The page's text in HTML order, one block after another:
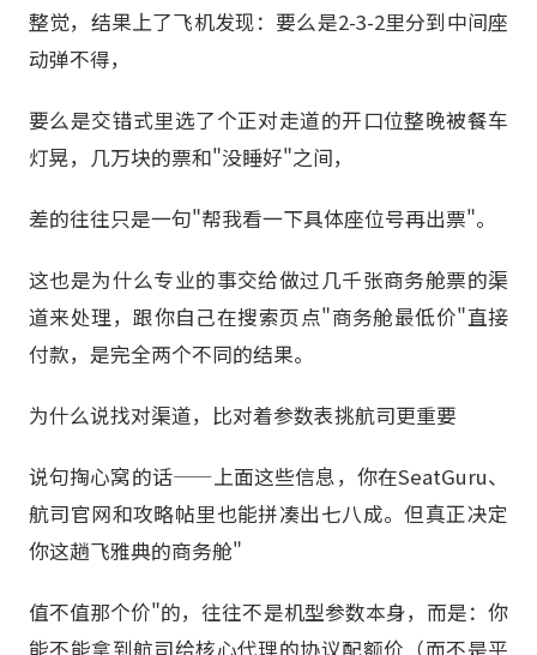
整觉，结果上了飞机发现：要么是2-3-2里分到中间座
动弹不得，
要么是交错式里选了个正对走道的开口位整晚被餐车
灯晃，几万块的票和"没睡好"之间，
差的往往只是一句"帮我看一下具体座位号再出票"。
这也是为什么专业的事交给做过几千张商务舱票的渠
道来处理，跟你自己在搜索页点"商务舱最低价"直接
付款，是完全两个不同的结果。
为什么说找对渠道，比对着参数表挑航司更重要
说句掏心窝的话——上面这些信息，你在SeatGuru、
航司官网和攻略帖里也能拼凑出七八成。但真正决定
你这趟飞雅典的商务舱"
值不值那个价"的，往往不是机型参数本身，而是：你